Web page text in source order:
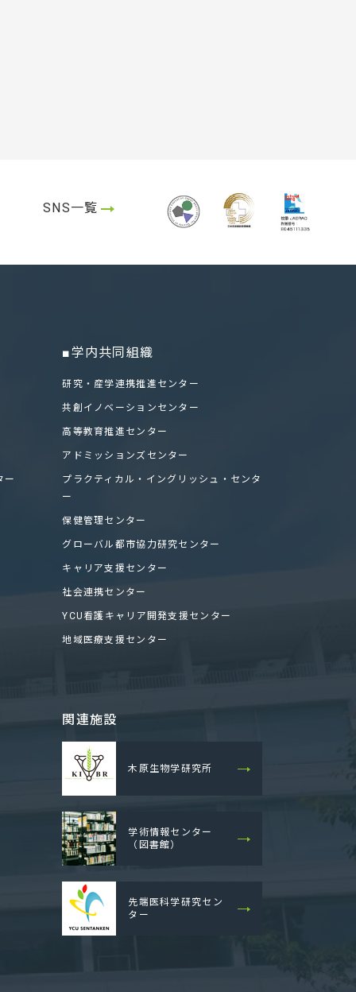
SNS一覧
ー
■学内共同組織
研究・産学連携推進センター
共創イノベーションセンター
高等教育推進センター
アドミッションズセンター
プラクティカル・イングリッシュ・センタ
ー
保健管理センター
グローバル都市協力研究センター
キャリア支援センター
社会連携センター
YCU看護キャリア開発支援センター
地域医療支援センター
関連施設
木原生物学研究所
学術情報センター
（図書館）
先端医科学研究セン
ター